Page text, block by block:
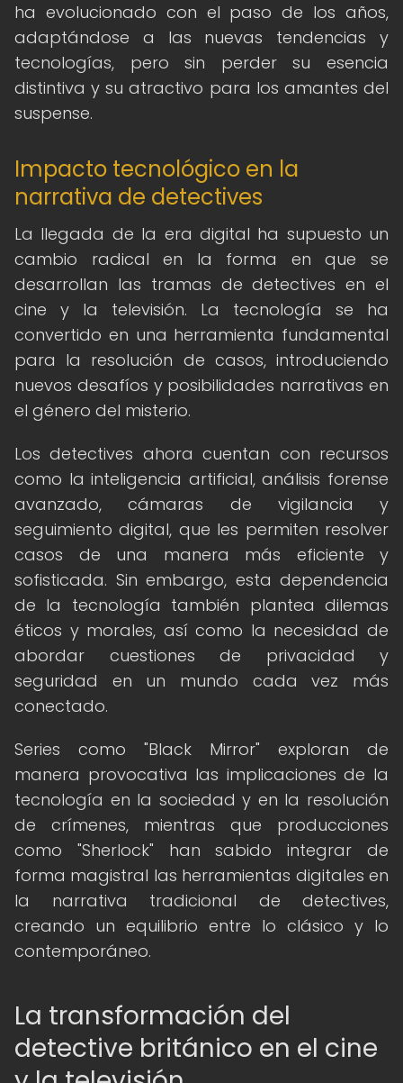
ha evolucionado con el paso de los años,
adaptándose a las nuevas tendencias y
tecnologías, pero sin perder su esencia
distintiva y su atractivo para los amantes del
suspense.
Impacto tecnológico en la
narrativa de detectives
La llegada de la era digital ha supuesto un
cambio radical en la forma en que se
desarrollan las tramas de detectives en el
cine y la televisión. La tecnología se ha
convertido en una herramienta fundamental
para la resolución de casos, introduciendo
nuevos desafíos y posibilidades narrativas en
el género del misterio.
Los detectives ahora cuentan con recursos
como la inteligencia artificial, análisis forense
avanzado, cámaras de vigilancia y
seguimiento digital, que les permiten resolver
casos de una manera más eficiente y
sofisticada. Sin embargo, esta dependencia
de la tecnología también plantea dilemas
éticos y morales, así como la necesidad de
abordar cuestiones de privacidad y
seguridad en un mundo cada vez más
conectado.
Series como "Black Mirror" exploran de
manera provocativa las implicaciones de la
tecnología en la sociedad y en la resolución
de crímenes, mientras que producciones
como "Sherlock" han sabido integrar de
forma magistral las herramientas digitales en
la narrativa tradicional de detectives,
creando un equilibrio entre lo clásico y lo
contemporáneo.
La transformación del
detective británico en el cine